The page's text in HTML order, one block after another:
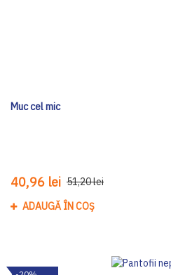
Muc cel mic
40,96 lei 51,20 lei
ADAUGĂ ÎN COȘ